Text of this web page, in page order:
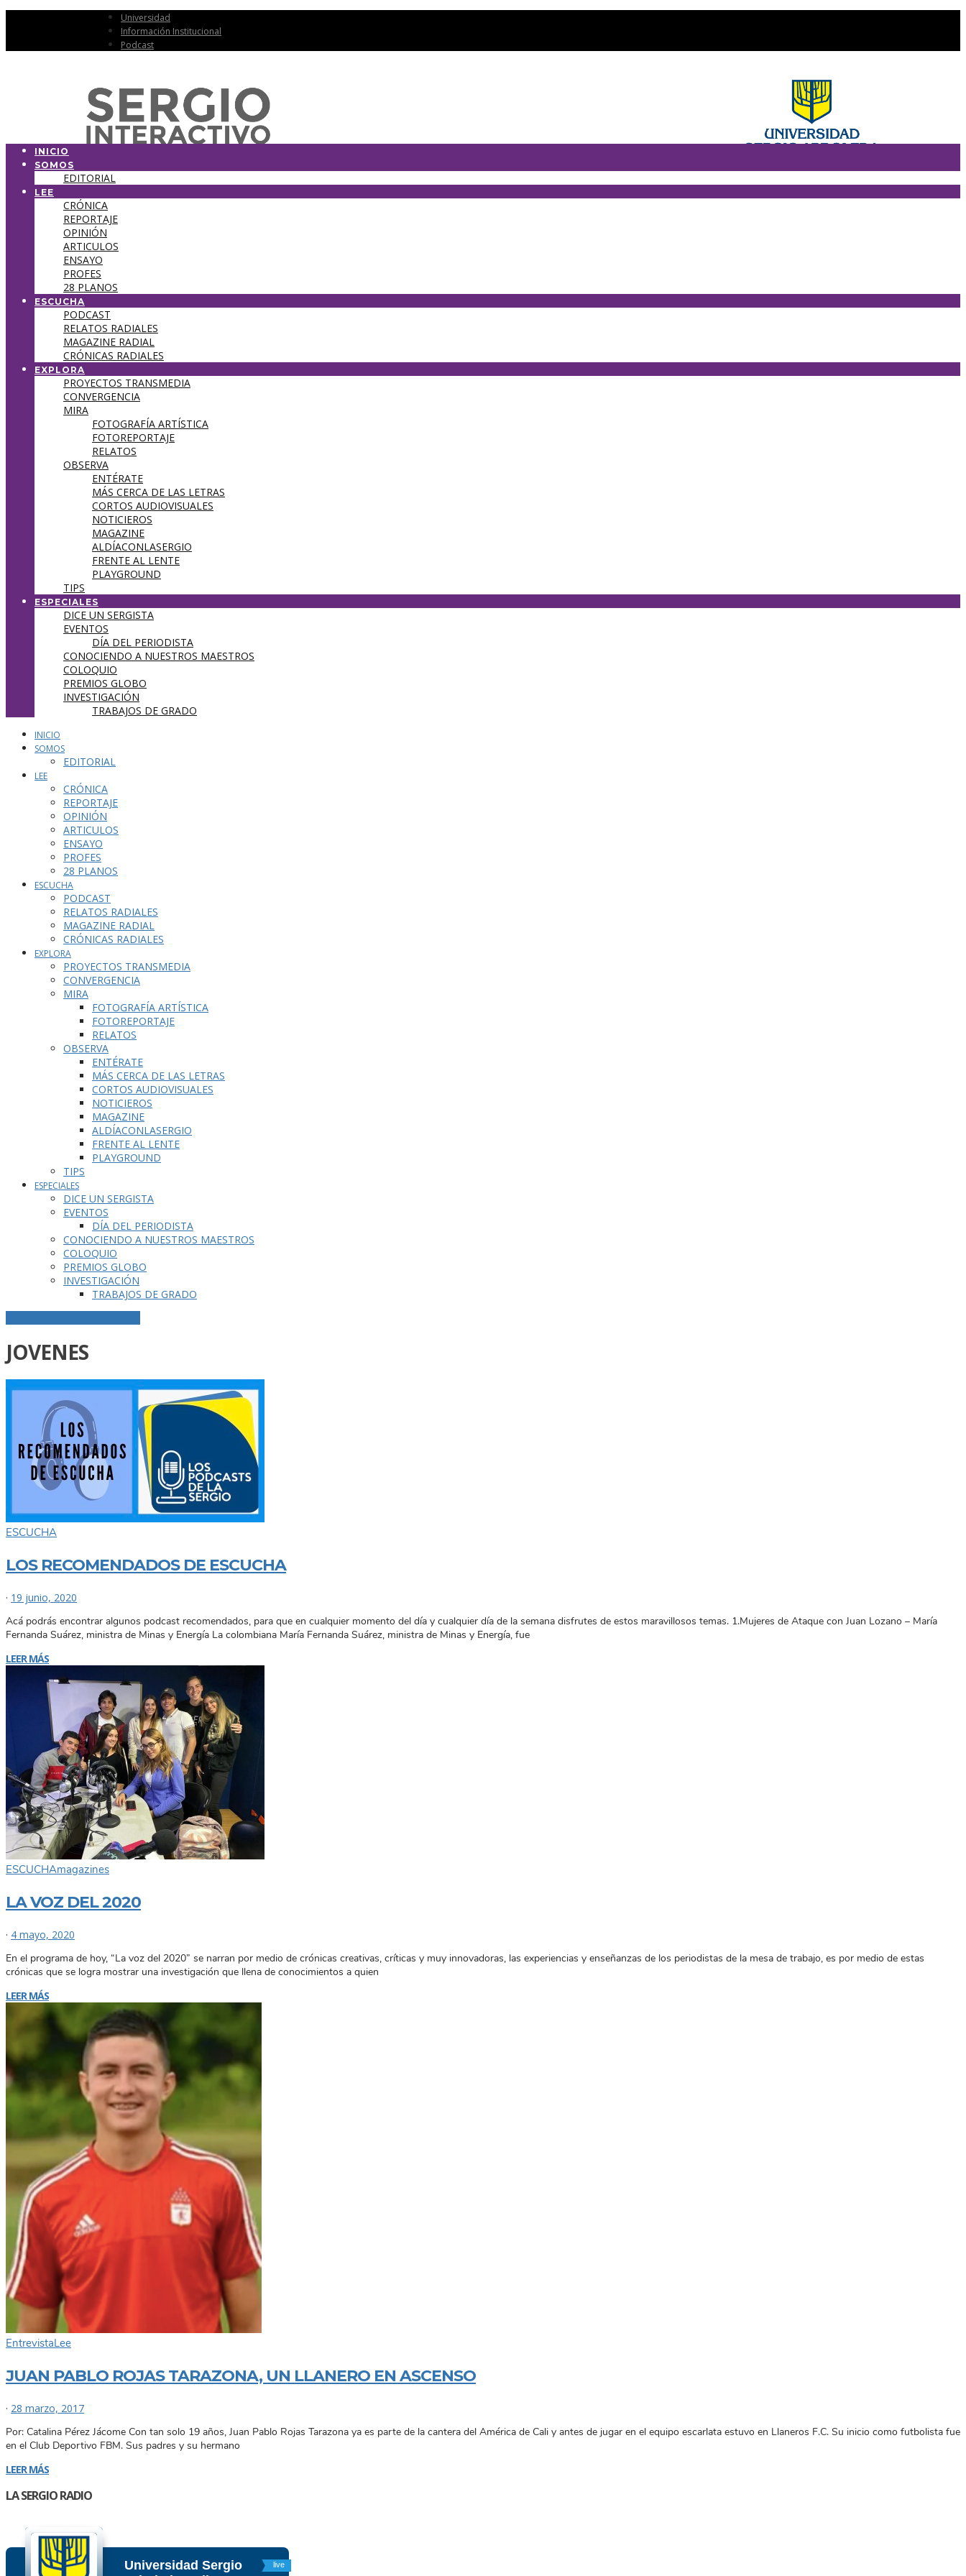
Universidad
Información Institucional
Podcast
INICIO
SOMOS
EDITORIAL
LEE
CRÓNICA
REPORTAJE
OPINIÓN
ARTICULOS
ENSAYO
PROFES
28 PLANOS
ESCUCHA
PODCAST
RELATOS RADIALES
MAGAZINE RADIAL
CRÓNICAS RADIALES
EXPLORA
PROYECTOS TRANSMEDIA
CONVERGENCIA
MIRA
FOTOGRAFÍA ARTÍSTICA
FOTOREPORTAJE
RELATOS
OBSERVA
ENTÉRATE
MÁS CERCA DE LAS LETRAS
CORTOS AUDIOVISUALES
NOTICIEROS
MAGAZINE
ALDÍACONLASERGIO
FRENTE AL LENTE
PLAYGROUND
TIPS
ESPECIALES
DICE UN SERGISTA
EVENTOS
DÍA DEL PERIODISTA
CONOCIENDO A NUESTROS MAESTROS
COLOQUIO
PREMIOS GLOBO
INVESTIGACIÓN
TRABAJOS DE GRADO
INICIO
SOMOS
EDITORIAL
LEE
CRÓNICA
REPORTAJE
OPINIÓN
ARTICULOS
ENSAYO
PROFES
28 PLANOS
ESCUCHA
PODCAST
RELATOS RADIALES
MAGAZINE RADIAL
CRÓNICAS RADIALES
EXPLORA
PROYECTOS TRANSMEDIA
CONVERGENCIA
MIRA
FOTOGRAFÍA ARTÍSTICA
FOTOREPORTAJE
RELATOS
OBSERVA
ENTÉRATE
MÁS CERCA DE LAS LETRAS
CORTOS AUDIOVISUALES
NOTICIEROS
MAGAZINE
ALDÍACONLASERGIO
FRENTE AL LENTE
PLAYGROUND
TIPS
ESPECIALES
DICE UN SERGISTA
EVENTOS
DÍA DEL PERIODISTA
CONOCIENDO A NUESTROS MAESTROS
COLOQUIO
PREMIOS GLOBO
INVESTIGACIÓN
TRABAJOS DE GRADO
JOVENES
ESCUCHA
LOS RECOMENDADOS DE ESCUCHA
· 19 junio, 2020
Acá podrás encontrar algunos podcast recomendados, para que en cualquier momento del día y cualquier día de la semana disfrutes de estos maravillosos temas. 1.Mujeres de Ataque con Juan Lozano – María
Fernanda Suárez, ministra de Minas y Energía La colombiana María Fernanda Suárez, ministra de Minas y Energía, fue
LEER MÁS
ESCUCHAmagazines
LA VOZ DEL 2020
· 4 mayo, 2020
En el programa de hoy, “La voz del 2020” se narran por medio de crónicas creativas, críticas y muy innovadoras, las experiencias y enseñanzas de los periodistas de la mesa de trabajo, es por medio de estas
crónicas que se logra mostrar una investigación que llena de conocimientos a quien
LEER MÁS
EntrevistaLee
JUAN PABLO ROJAS TARAZONA, UN LLANERO EN ASCENSO
· 28 marzo, 2017
Por: Catalina Pérez Jácome Con tan solo 19 años, Juan Pablo Rojas Tarazona ya es parte de la cantera del América de Cali y antes de jugar en el equipo escarlata estuvo en Llaneros F.C. Su inicio como futbolista fue
en el Club Deportivo FBM. Sus padres y su hermano
LEER MÁS
LA SERGIO RADIO